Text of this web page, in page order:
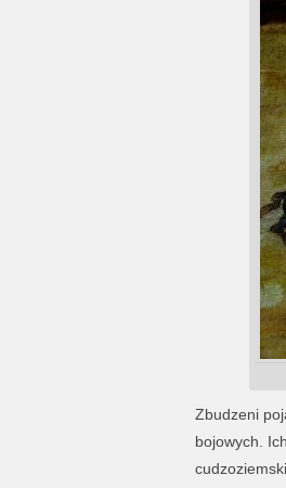
Zbudzeni
bojowych.